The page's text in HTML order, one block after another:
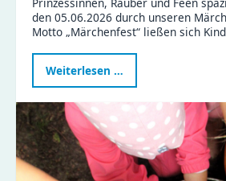
den 05.06.2026 durch unseren
Motto „Märchenfest“ ließen sich
Weiterlesen …
Stunden
im
Zeisigwaldfüchse